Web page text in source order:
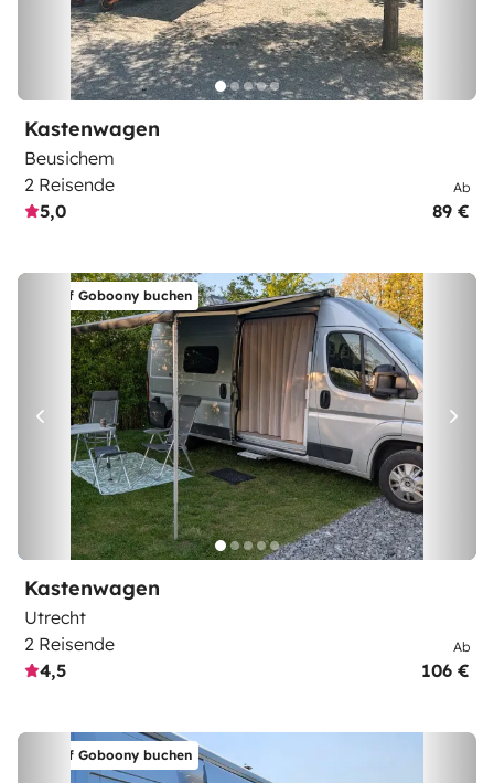
Kastenwagen
Beusichem
2 Reisende
5,0
Ab
89 €
Auf Goboony buchen
Kastenwagen
Utrecht
2 Reisende
4,5
Ab
106 €
Auf Goboony buchen